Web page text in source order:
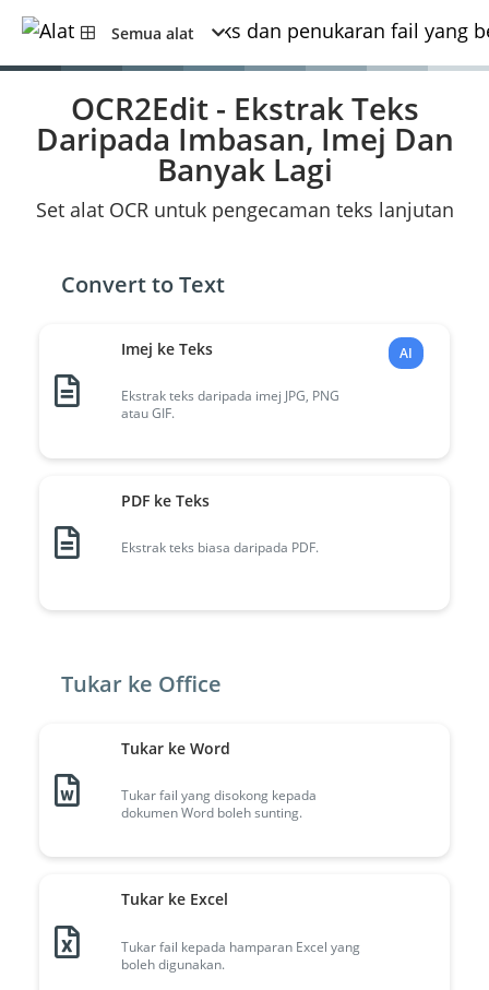
Semua alat
OCR2Edit - Ekstrak Teks
Daripada Imbasan, Imej Dan
Banyak Lagi
Set alat OCR untuk pengecaman teks lanjutan
Convert to Text
Imej ke Teks
Ekstrak teks daripada imej JPG, PNG
atau GIF.
AI
PDF ke Teks
Ekstrak teks biasa daripada PDF.
Tukar ke Office
Tukar ke Word
Tukar fail yang disokong kepada
dokumen Word boleh sunting.
Tukar ke Excel
Tukar fail kepada hamparan Excel yang
boleh digunakan.